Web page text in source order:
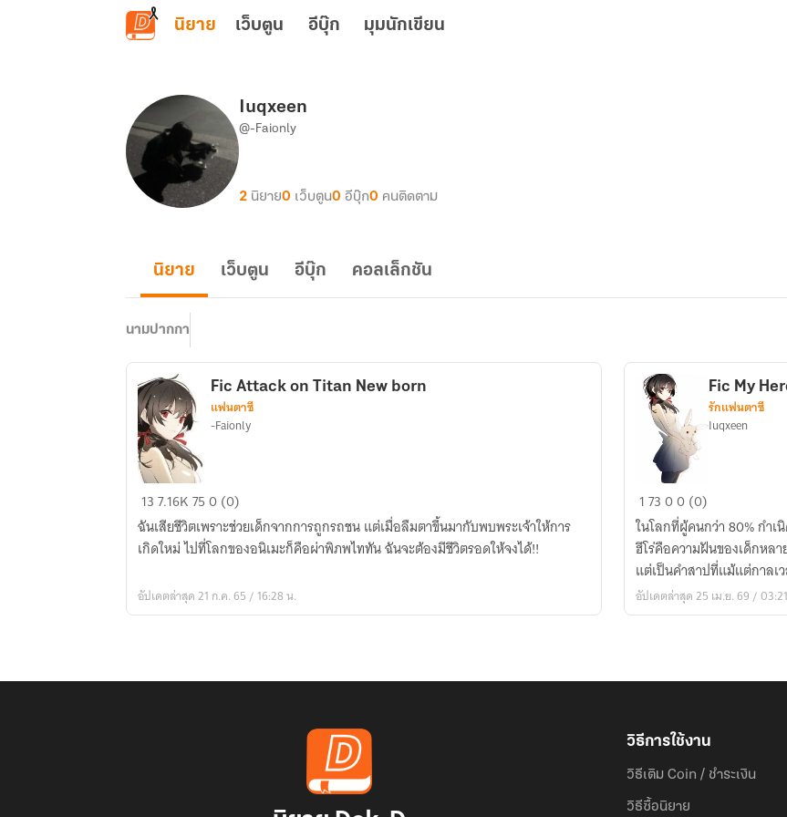
ข้ามไปยังเนื้อหาหลัก
นิยาย เว็บตูน อีบุ๊ก มุมนักเขียน
Iuqxeen
@-Faionly
2 นิยาย0 เว็บตูน0 อีบุ๊ก0 คนติดตาม
นิยาย เว็บตูน อีบุ๊ก คอลเล็กชัน
นามปากกา
Fic
Attack
on
Titan
born
Fic Attack on Titan New born
แฟนตาซี
-Faionly
137.16K750 (0)
ฉันเสียชีวิตเพราะช่วยเด็กจากการถูกรถชน แต่เมื่อลืมตาขึ้นมากับพบพระเจ้าให้การ
เกิดใหม่ ไปที่โลกของอนิเมะก็คือผ่าพิภพไททัน ฉันจะต้องมีชีวิตรอดให้จงได้!!
อัปเดตล่าสุด 21 ก.ค. 65 / 16:28 น.
Fic
My
Hero
Academia
x
Yuki
Fic My
รักแฟนตาซี
Iuqxeen
17300 (0)
ในโลกที่ผู้คนกว่า 80% กำ
ฮีโร่คือความฝันของเด็กหลายคน แต่บางครั้ง... พลังบางอย่างอาจไม่ใช่พร
แต่เป็นคำสาปที่แม้แต่กาลเ
อัปเดตล่าสุด 25 เม.ย. 69 /
วิธีการใช้งาน
วิธีเติม Coin / ชำระเงิน
วิธีซื้อนิยาย